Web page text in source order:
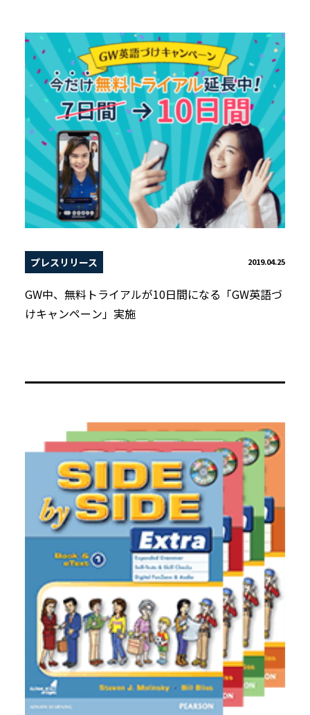
プレスリリース 2019.04.25
GW中、無料トライアルが10日間になる「GW英語づ
けキャンペーン」実施